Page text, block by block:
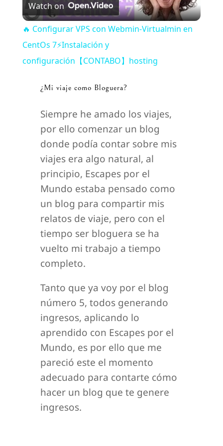
l
i
d
e
o
Watch on
🔥 Configurar VPS con Webmin-Virtualmin en
CentOs 7⚡Instalación y
configuración【CONTABO】hosting
¿Mi viaje como Bloguera?
Siempre he amado los viajes,
por ello comenzar un blog
donde podía contar sobre mis
viajes era algo natural, al
principio, Escapes por el
Mundo estaba pensado como
un blog para compartir mis
relatos de viaje, pero con el
tiempo ser bloguera se ha
vuelto mi trabajo a tiempo
completo.
Tanto que ya voy por el blog
número 5, todos generando
ingresos, aplicando lo
aprendido con Escapes por el
Mundo, es por ello que me
pareció este el momento
adecuado para contarte cómo
hacer un blog que te genere
ingresos.